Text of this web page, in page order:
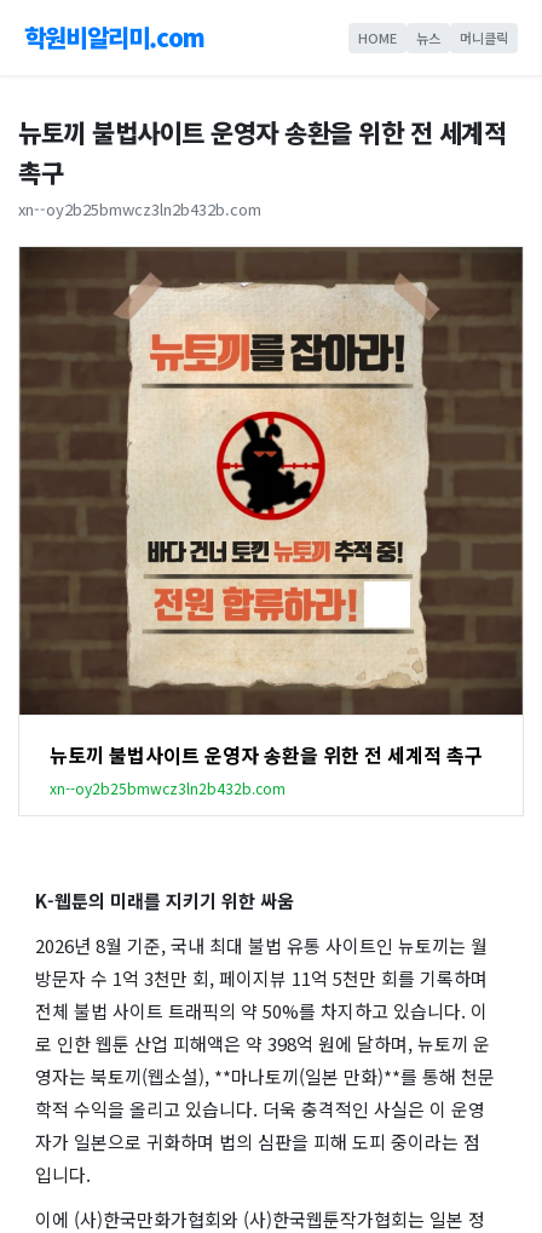
학원비알리미.com HOME 뉴스 머니클릭
뉴토끼 불법사이트 운영자 송환을 위한 전 세계적
촉구
xn--oy2b25bmwcz3ln2b432b.com
뉴토끼 불법사이트 운영자 송환을 위한 전 세계적 촉구
xn--oy2b25bmwcz3ln2b432b.com
K-웹툰의 미래를 지키기 위한 싸움
2026년 8월 기준, 국내 최대 불법 유통 사이트인 뉴토끼는 월
방문자 수 1억 3천만 회, 페이지뷰 11억 5천만 회를 기록하며
전체 불법 사이트 트래픽의 약 50%를 차지하고 있습니다. 이
로 인한 웹툰 산업 피해액은 약 398억 원에 달하며, 뉴토끼 운
영자는 북토끼(웹소설), **마나토끼(일본 만화)**를 통해 천문
학적 수익을 올리고 있습니다. 더욱 충격적인 사실은 이 운영
자가 일본으로 귀화하며 법의 심판을 피해 도피 중이라는 점
입니다.
이에 (사)한국만화가협회와 (사)한국웹툰작가협회는 일본 정